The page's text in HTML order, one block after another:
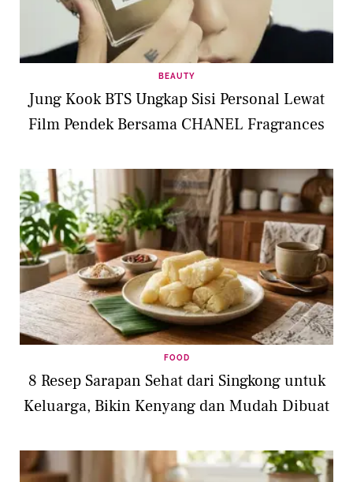
BEAUTY
Jung Kook BTS Ungkap Sisi Personal Lewat
Film Pendek Bersama CHANEL Fragrances
FOOD
8 Resep Sarapan Sehat dari Singkong untuk
Keluarga, Bikin Kenyang dan Mudah Dibuat